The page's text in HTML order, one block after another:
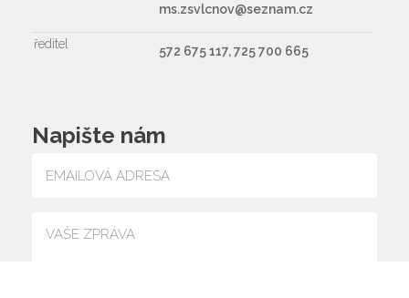
ms.zsvlcnov@seznam.cz
ředitel 572 675 117, 725 700 665
Napište nám